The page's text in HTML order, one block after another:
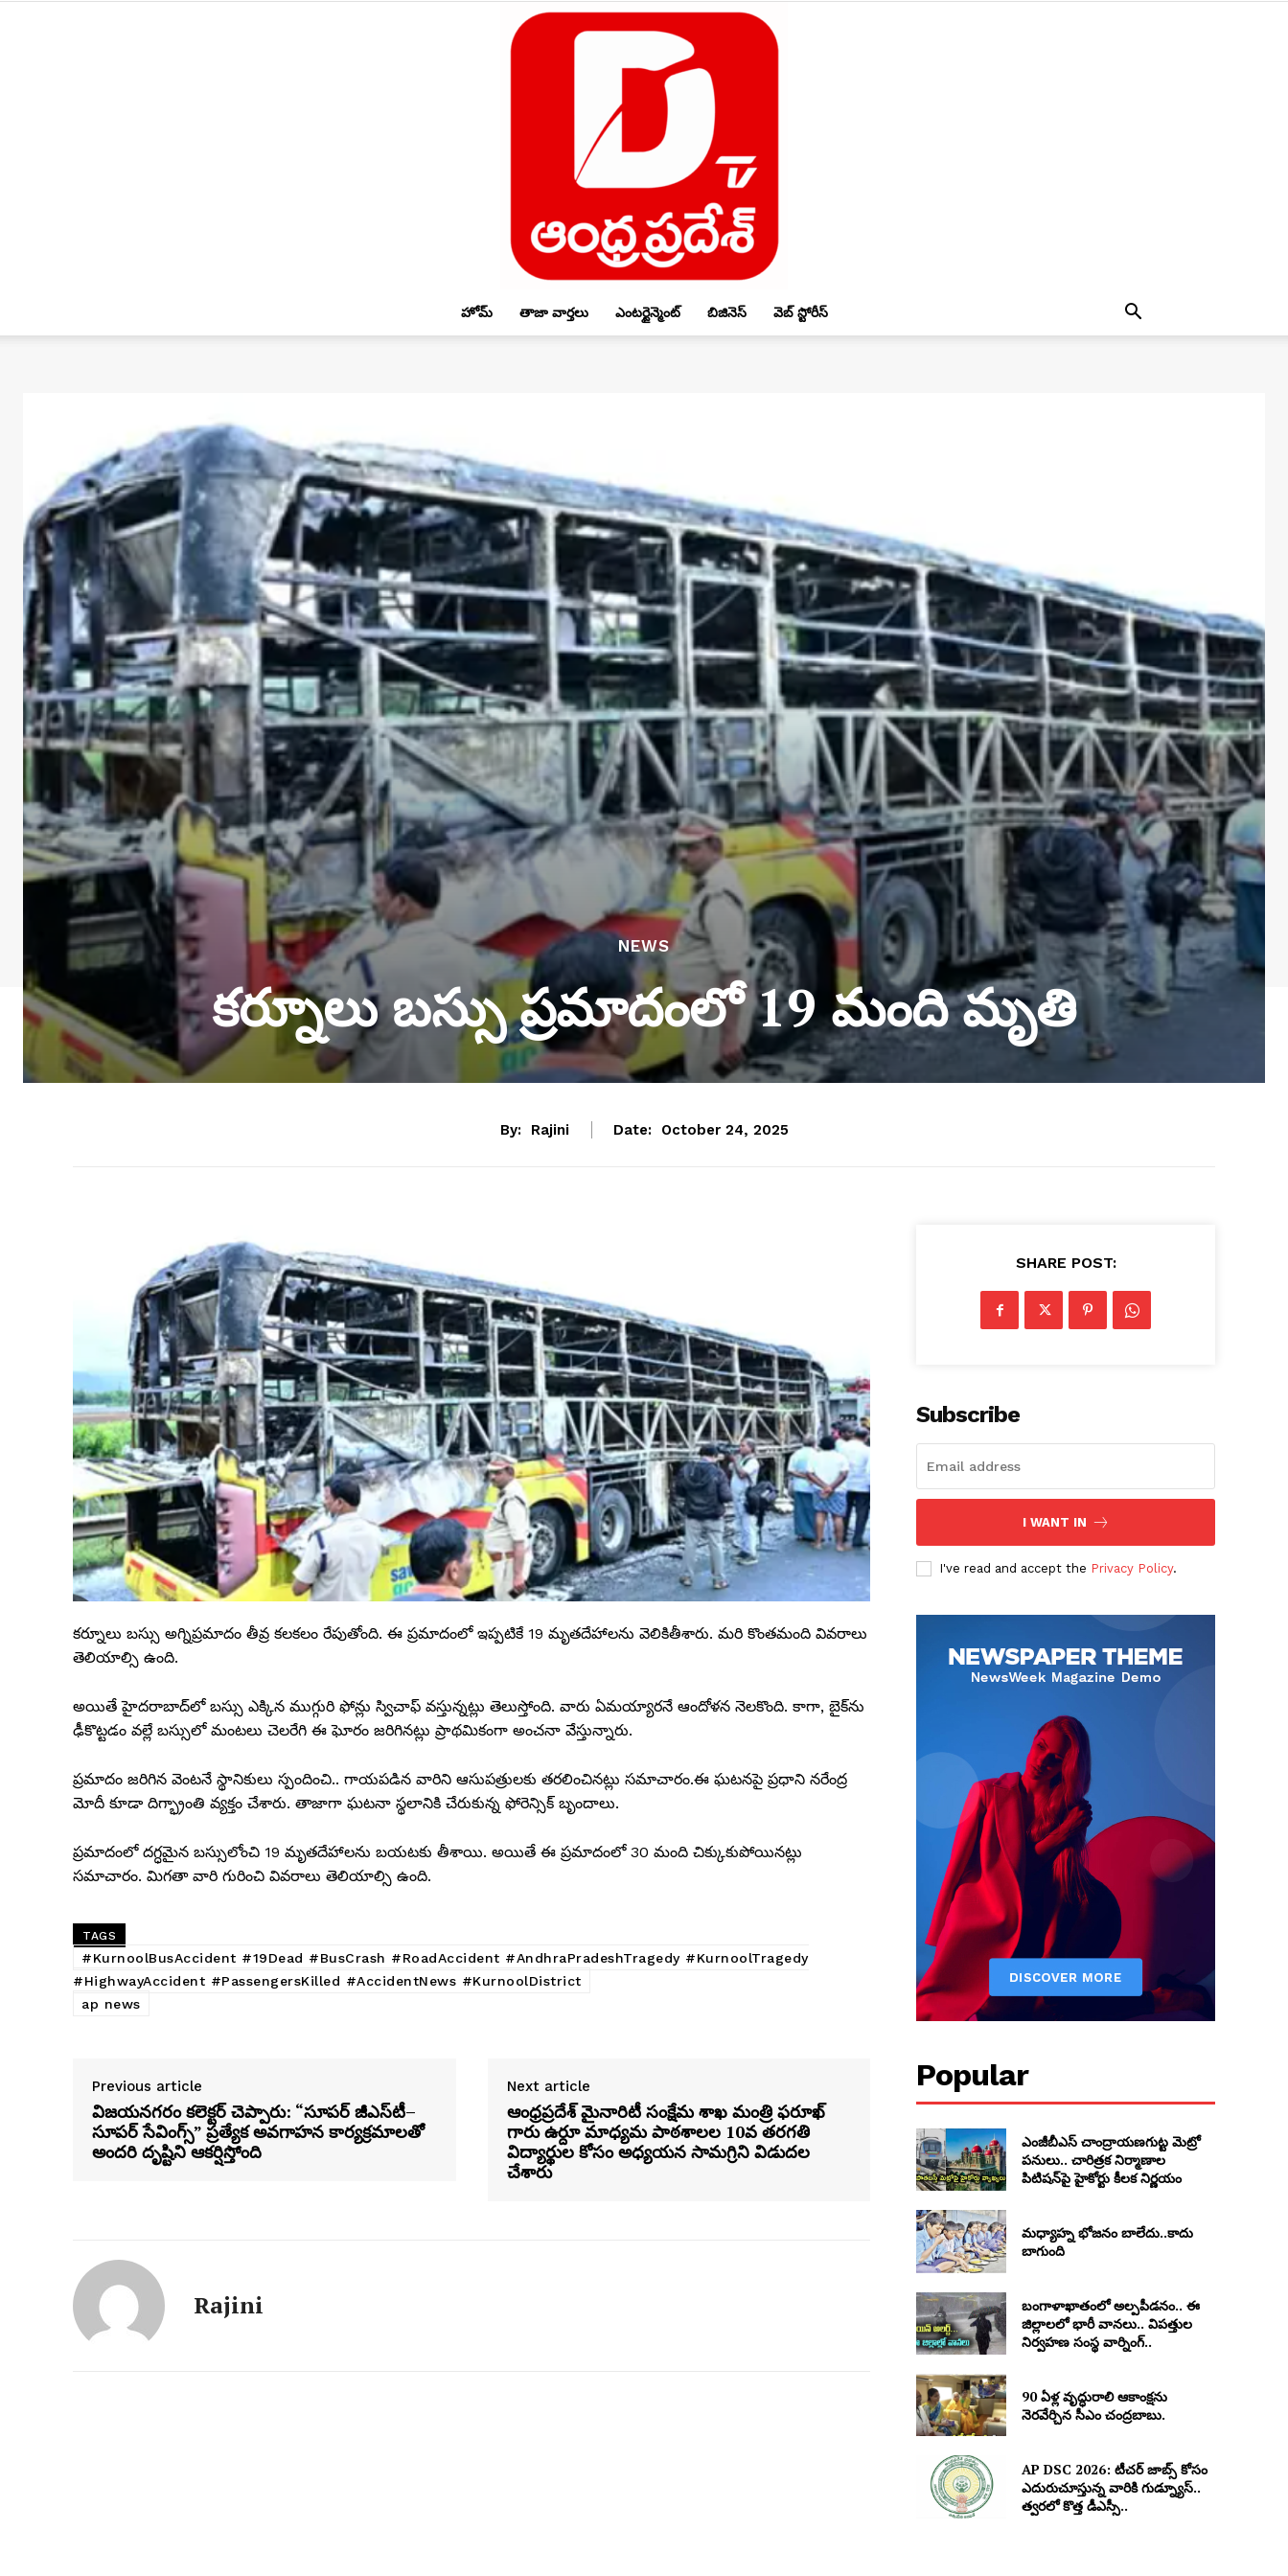
హోమ్ తాజా వార్తలు ఎంటర్టైన్మెంట్ బిజినెస్ వెబ్ స్టోరీస్
NEWS
కర్నూలు బస్సు ప్రమాదంలో 19 మంది మృతి
By: Rajini Date: October 24, 2025
కర్నూలు బస్సు అగ్నిప్రమాదం తీవ్ర కలకలం రేపుతోంది. ఈ ప్రమాదంలో ఇప్పటికే 19 మృతదేహాలను వెలికితీశారు. మరి కొంతమంది వివరాలు
తెలియాల్సి ఉంది.
అయితే హైదరాబాద్‌లో బస్సు ఎక్కిన ముగ్గురి ఫోన్లు స్విచాఫ్ వస్తున్నట్లు తెలుస్తోంది. వారు ఏమయ్యారనే ఆందోళన నెలకొంది. కాగా, బైక్‌ను
ఢీకొట్టడం వల్లే బస్సులో మంటలు చెలరేగి ఈ ఘోరం జరిగినట్లు ప్రాథమికంగా అంచనా వేస్తున్నారు.
ప్రమాదం జరిగిన వెంటనే స్థానికులు స్పందించి.. గాయపడిన వారిని ఆసుపత్రులకు తరలించినట్లు సమాచారం.ఈ ఘటనపై ప్రధాని నరేంద్ర
మోదీ కూడా దిగ్భ్రాంతి వ్యక్తం చేశారు. తాజాగా ఘటనా స్థలానికి చేరుకున్న ఫోరెన్సిక్ బృందాలు.
ప్రమాదంలో దగ్ధమైన బస్సులోంచి 19 మృతదేహాలను బయటకు తీశాయి. అయితే ఈ ప్రమాదంలో 30 మంది చిక్కుకుపోయినట్లు
సమాచారం. మిగతా వారి గురించి వివరాలు తెలియాల్సి ఉంది.
TAGS
#KurnoolBusAccident #19Dead #BusCrash #RoadAccident #AndhraPradeshTragedy #KurnoolTragedy
#HighwayAccident #PassengersKilled #AccidentNews #KurnoolDistrict
ap news
Previous article
విజయనగరం కలెక్టర్ చెప్పారు: “సూపర్ జీఎస్‌టీ–
సూపర్ సేవింగ్స్” ప్రత్యేక అవగాహన కార్యక్రమాలతో
అందరి దృష్టిని ఆకర్షిస్తోంది
Next article
ఆంధ్రప్రదేశ్ మైనారిటీ సంక్షేమ శాఖ మంత్రి ఫరూఖ్
గారు ఉర్దూ మాధ్యమ పాఠశాలల 10వ తరగతి
విద్యార్థుల కోసం అధ్యయన సామగ్రిని విడుదల
చేశారు
Rajini
SHARE POST:
Subscribe
I WANT IN
I've read and accept the Privacy Policy.
Popular
ఎంజీబీఎస్ చాంద్రాయణగుట్ట మెట్రో
పనులు.. చారిత్రక నిర్మాణాల
పిటిషన్‌పై హైకోర్టు కీలక నిర్ణయం
మధ్యాహ్న భోజనం బాలేదు..కాదు
బాగుంది
బంగాళాఖాతంలో అల్పపీడనం.. ఈ
జిల్లాలలో భారీ వానలు.. విపత్తుల
నిర్వహణ సంస్థ వార్నింగ్..
90 ఏళ్ల వృద్ధురాలి ఆకాంక్షను
నెరవేర్చిన సీఎం చంద్రబాబు.
AP DSC 2026: టీచర్ జాబ్స్ కోసం
ఎదురుచూస్తున్న వారికి గుడ్న్యూస్..
త్వరలో కొత్త డీఎస్సీ..